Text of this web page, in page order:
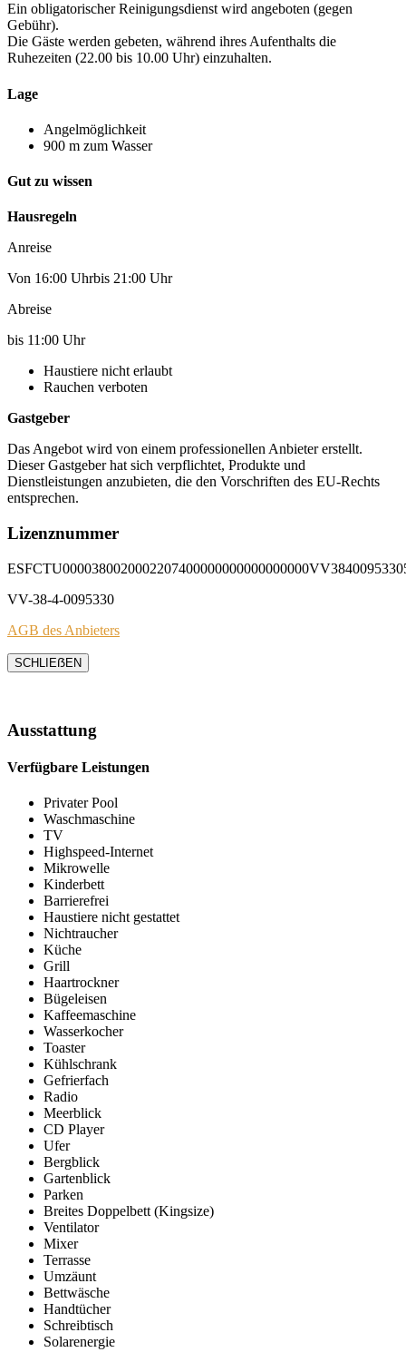
Ein obligatorischer Reinigungsdienst wird angeboten (gegen
Gebühr).
Die Gäste werden gebeten, während ihres Aufenthalts die
Ruhezeiten (22.00 bis 10.00 Uhr) einzuhalten.
Lage
Angelmöglichkeit
900 m zum Wasser
Gut zu wissen
Hausregeln
Anreise
Von 16:00 Uhrbis 21:00 Uhr
Abreise
bis 11:00 Uhr
Haustiere nicht erlaubt
Rauchen verboten
Gastgeber
Das Angebot wird von einem professionellen Anbieter erstellt.
Dieser Gastgeber hat sich verpflichtet, Produkte und
Dienstleistungen anzubieten, die den Vorschriften des EU-Rechts
entsprechen.
Lizenznummer
VV-38-4-0095330
AGB des Anbieters
SCHLIEẞEN
Ausstattung
Verfügbare Leistungen
Privater Pool
Waschmaschine
TV
Highspeed-Internet
Mikrowelle
Kinderbett
Barrierefrei
Haustiere nicht gestattet
Nichtraucher
Küche
Grill
Haartrockner
Bügeleisen
Kaffeemaschine
Wasserkocher
Toaster
Kühlschrank
Gefrierfach
Radio
Meerblick
CD Player
Ufer
Bergblick
Gartenblick
Parken
Breites Doppelbett (Kingsize)
Ventilator
Mixer
Terrasse
Umzäunt
Bettwäsche
Handtücher
Schreibtisch
Solarenergie